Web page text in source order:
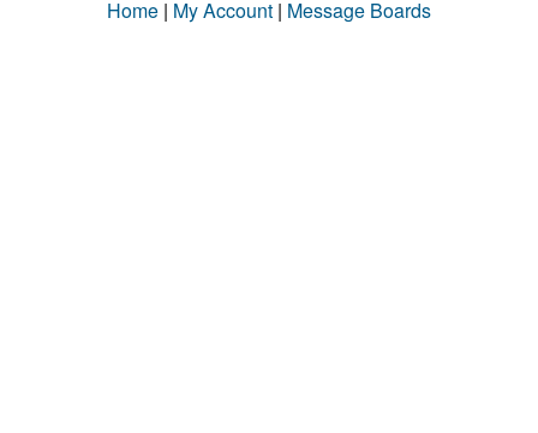
Home | My Account | Message Boards